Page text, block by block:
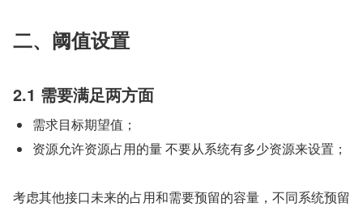
二、阈值设置
2.1 需要满足两方面
需求目标期望值；
资源允许资源占用的量 不要从系统有多少资源来设置；
考虑其他接口未来的占用和需要预留的容量，不同系统预留